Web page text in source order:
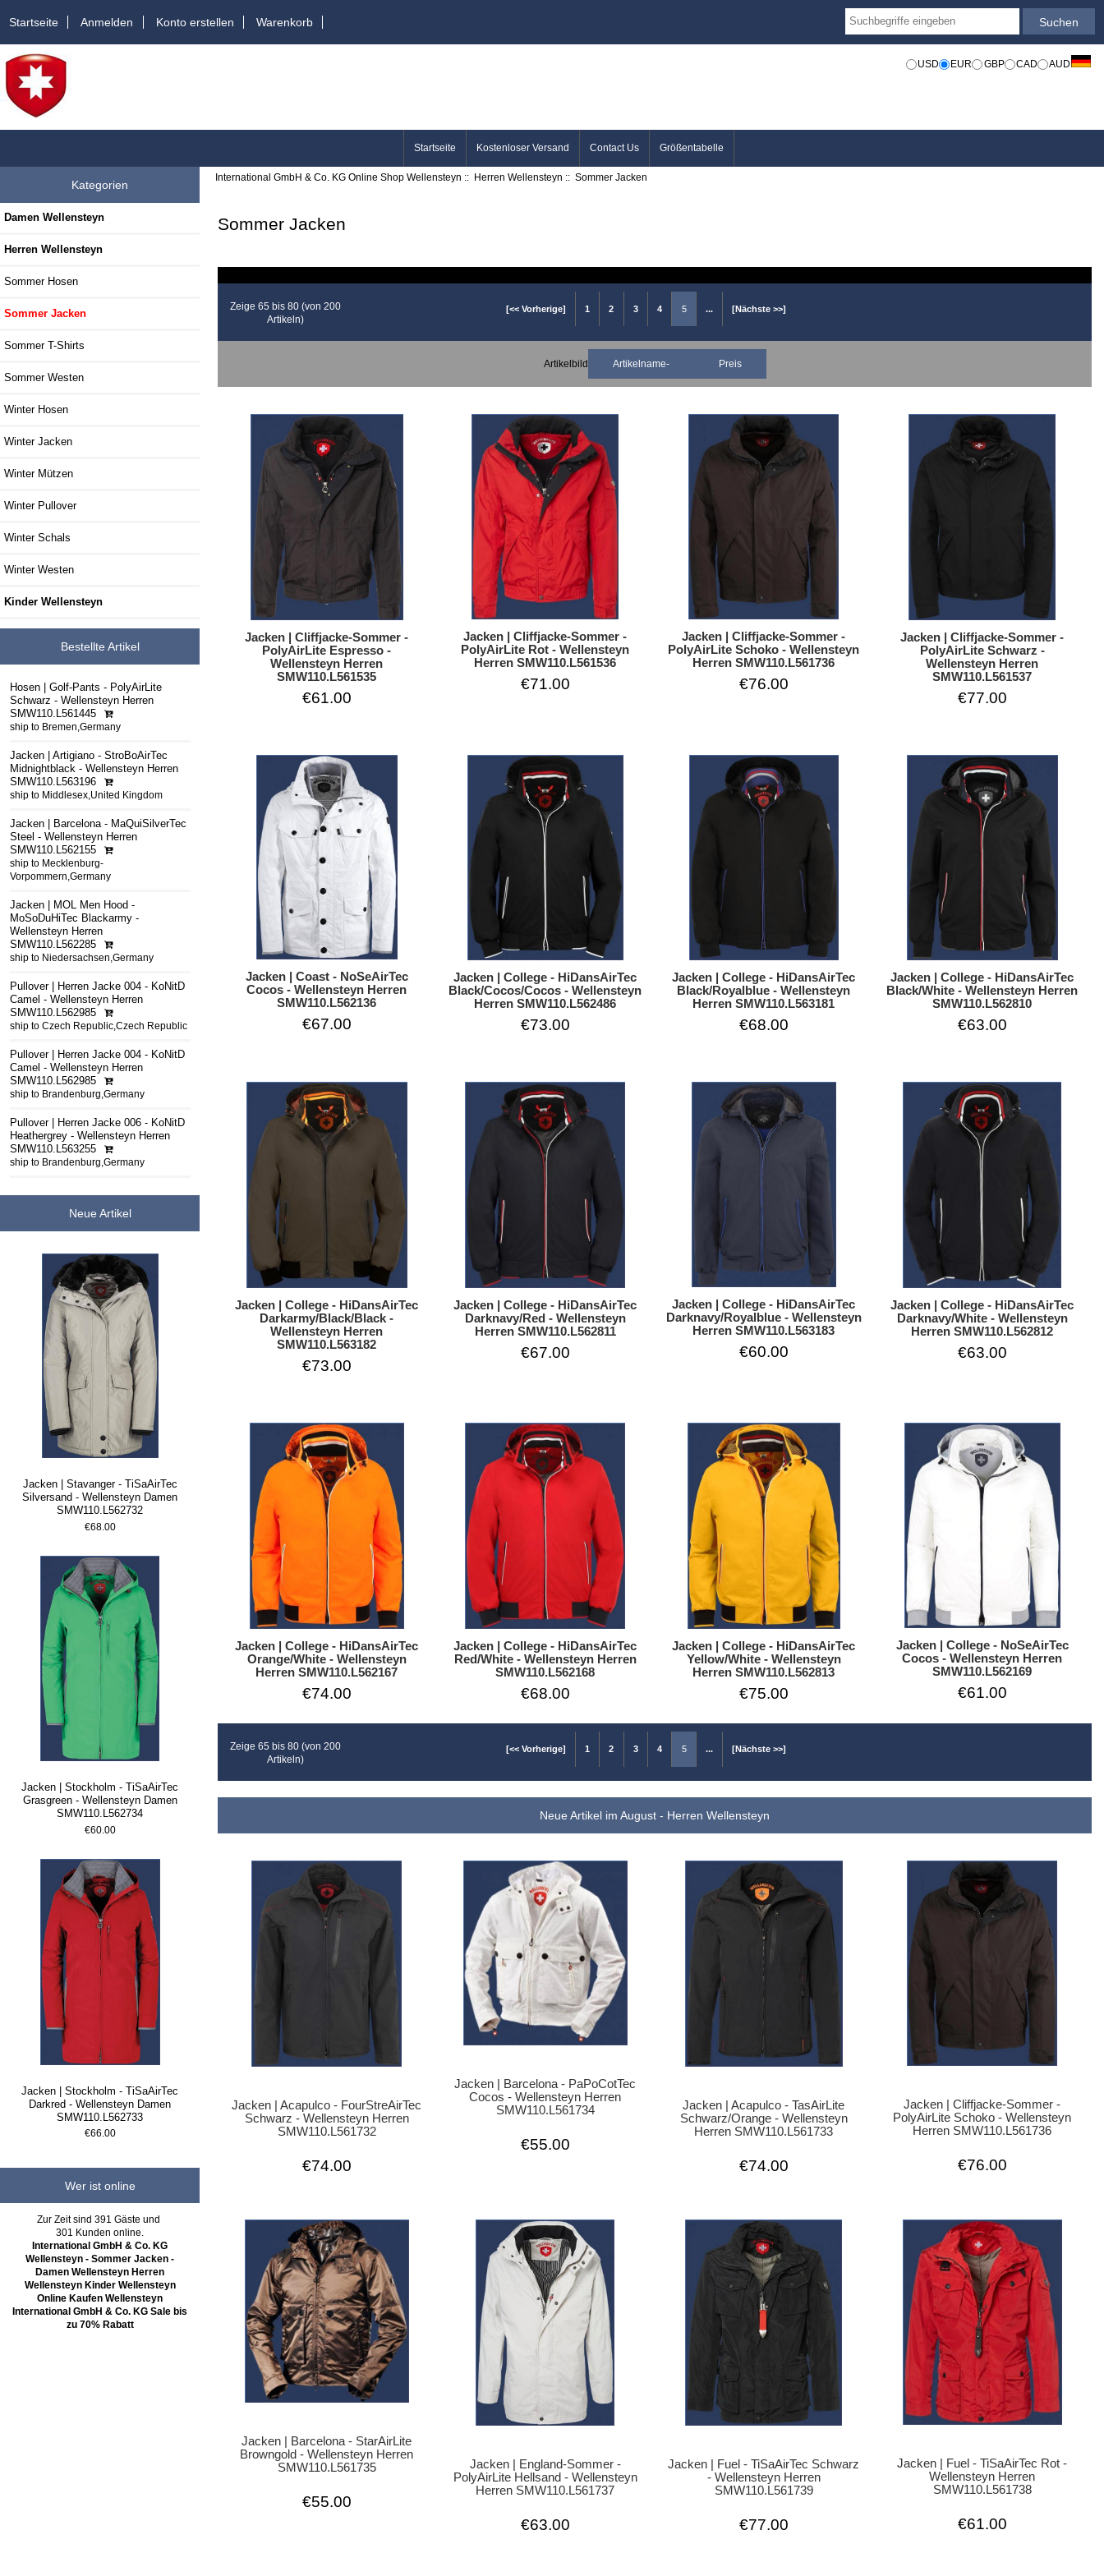
Startseite Anmelden Konto erstellen Warenkorb
USD EUR GBP CAD AUD
Startseite Kostenloser Versand Contact Us Größentabelle
Kategorien
Damen Wellensteyn
Herren Wellensteyn
Sommer Hosen
Sommer Jacken
Sommer T-Shirts
Sommer Westen
Winter Hosen
Winter Jacken
Winter Mützen
Winter Pullover
Winter Schals
Winter Westen
Kinder Wellensteyn
Bestellte Artikel
Hosen | Golf-Pants - PolyAirLite
Schwarz - Wellensteyn Herren
SMW110.L561445
ship to Bremen,Germany
Jacken | Artigiano - StroBoAirTec
Midnightblack - Wellensteyn Herren
SMW110.L563196
ship to Middlesex,United Kingdom
Jacken | Barcelona - MaQuiSilverTec
Steel - Wellensteyn Herren
SMW110.L562155
ship to Mecklenburg-
Vorpommern,Germany
Jacken | MOL Men Hood -
MoSoDuHiTec Blackarmy -
Wellensteyn Herren
SMW110.L562285
ship to Niedersachsen,Germany
Pullover | Herren Jacke 004 - KoNitD
Camel - Wellensteyn Herren
SMW110.L562985
ship to Czech Republic,Czech Republic
Pullover | Herren Jacke 004 - KoNitD
Camel - Wellensteyn Herren
SMW110.L562985
ship to Brandenburg,Germany
Pullover | Herren Jacke 006 - KoNitD
Heathergrey - Wellensteyn Herren
SMW110.L563255
ship to Brandenburg,Germany
Neue Artikel
Jacken | Stavanger - TiSaAirTec
Silversand - Wellensteyn Damen
SMW110.L562732
€68.00
Jacken | Stockholm - TiSaAirTec
Grasgreen - Wellensteyn Damen
SMW110.L562734
€60.00
Jacken | Stockholm - TiSaAirTec
Darkred - Wellensteyn Damen
SMW110.L562733
€66.00
Wer ist online
Zur Zeit sind 391 Gäste und
301 Kunden online.
International GmbH & Co. KG
Wellensteyn - Sommer Jacken -
Damen Wellensteyn Herren
Wellensteyn Kinder Wellensteyn
Online Kaufen Wellensteyn
International GmbH & Co. KG Sale bis
zu 70% Rabatt
International GmbH & Co. KG Online Shop Wellensteyn :: Herren Wellensteyn :: Sommer Jacken
Sommer Jacken
[<< Vorherige] 1 2 3 4 5 ... [Nächste >>]
Zeige 65 bis 80 (von 200
Artikeln)
Artikelbild Artikelname- Preis
Jacken | Cliffjacke-Sommer -
PolyAirLite Espresso -
Wellensteyn Herren
SMW110.L561535
€61.00
Jacken | Cliffjacke-Sommer -
PolyAirLite Rot - Wellensteyn
Herren SMW110.L561536
€71.00
Jacken | Cliffjacke-Sommer -
PolyAirLite Schoko - Wellensteyn
Herren SMW110.L561736
€76.00
Jacken | Cliffjacke-Sommer -
PolyAirLite Schwarz -
Wellensteyn Herren
SMW110.L561537
€77.00
Jacken | Coast - NoSeAirTec
Cocos - Wellensteyn Herren
SMW110.L562136
€67.00
Jacken | College - HiDansAirTec
Black/Cocos/Cocos - Wellensteyn
Herren SMW110.L562486
€73.00
Jacken | College - HiDansAirTec
Black/Royalblue - Wellensteyn
Herren SMW110.L563181
€68.00
Jacken | College - HiDansAirTec
Black/White - Wellensteyn Herren
SMW110.L562810
€63.00
Jacken | College - HiDansAirTec
Darkarmy/Black/Black -
Wellensteyn Herren
SMW110.L563182
€73.00
Jacken | College - HiDansAirTec
Darknavy/Red - Wellensteyn
Herren SMW110.L562811
€67.00
Jacken | College - HiDansAirTec
Darknavy/Royalblue - Wellensteyn
Herren SMW110.L563183
€60.00
Jacken | College - HiDansAirTec
Darknavy/White - Wellensteyn
Herren SMW110.L562812
€63.00
Jacken | College - HiDansAirTec
Orange/White - Wellensteyn
Herren SMW110.L562167
€74.00
Jacken | College - HiDansAirTec
Red/White - Wellensteyn Herren
SMW110.L562168
€68.00
Jacken | College - HiDansAirTec
Yellow/White - Wellensteyn
Herren SMW110.L562813
€75.00
Jacken | College - NoSeAirTec
Cocos - Wellensteyn Herren
SMW110.L562169
€61.00
[<< Vorherige] 1 2 3 4 5 ... [Nächste >>]
Zeige 65 bis 80 (von 200
Artikeln)
Neue Artikel im August - Herren Wellensteyn
Jacken | Acapulco - FourStreAirTec
Schwarz - Wellensteyn Herren
SMW110.L561732
€74.00
Jacken | Barcelona - PaPoCotTec
Cocos - Wellensteyn Herren
SMW110.L561734
€55.00
Jacken | Acapulco - TasAirLite
Schwarz/Orange - Wellensteyn
Herren SMW110.L561733
€74.00
Jacken | Cliffjacke-Sommer -
PolyAirLite Schoko - Wellensteyn
Herren SMW110.L561736
€76.00
Jacken | Barcelona - StarAirLite
Browngold - Wellensteyn Herren
SMW110.L561735
€55.00
Jacken | England-Sommer -
PolyAirLite Hellsand - Wellensteyn
Herren SMW110.L561737
€63.00
Jacken | Fuel - TiSaAirTec Schwarz
- Wellensteyn Herren
SMW110.L561739
€77.00
Jacken | Fuel - TiSaAirTec Rot -
Wellensteyn Herren
SMW110.L561738
€61.00